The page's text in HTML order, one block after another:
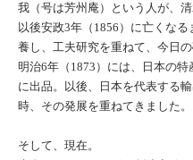
我（号は芳州庵）という人が、
以後安政3年（1856）に亡くな
養し、工夫研究を重ねて、今日
明治6年（1873）には、日本の
に出品。以後、日本を代表する
時、その発展を重ねてきました。
そして、現在。